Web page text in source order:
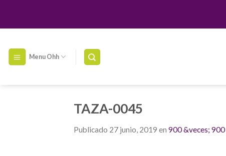
content
Menu Ohh
TAZA-0045
Publicado 27 junio, 2019 en 900 &veces; 900